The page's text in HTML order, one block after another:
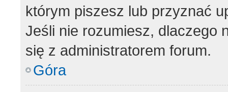
którym piszesz lub przyznać
Jeśli nie rozumiesz, dlaczego
się z administratorem forum.
Góra